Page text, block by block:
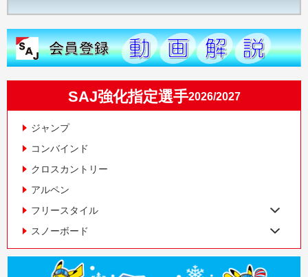
SAJ強化指定選手2026/2027
ジャンプ
コンバインド
クロスカントリー
アルペン
フリースタイル
スノーボード